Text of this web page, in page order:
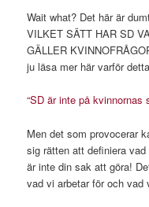
Wait what? Det här är
VILKET SÄTT HAR SD
GÄLLER
ju läsa mer här varför
“SD är inte på kvinnornas
Men det som provocerar
sig rätten att definiera vad
är inte din sak att göra!
vad vi arbetar för och vad